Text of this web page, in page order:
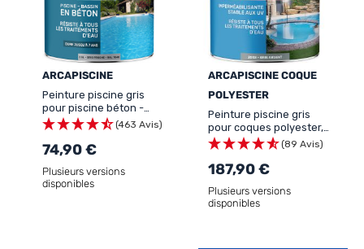
ARCAPISCINE
Peinture piscine gris
pour piscine béton -
ARCAPISCINE
(463 Avis)
74,90 €
Plusieurs versions
disponibles
ARCAPISCINE COQUE
POLYESTER
Peinture piscine gris
pour coques polyester,
béton - ARCAPISCINE
COQUE POLYESTER
(89 Avis)
187,90 €
Plusieurs versions
disponibles